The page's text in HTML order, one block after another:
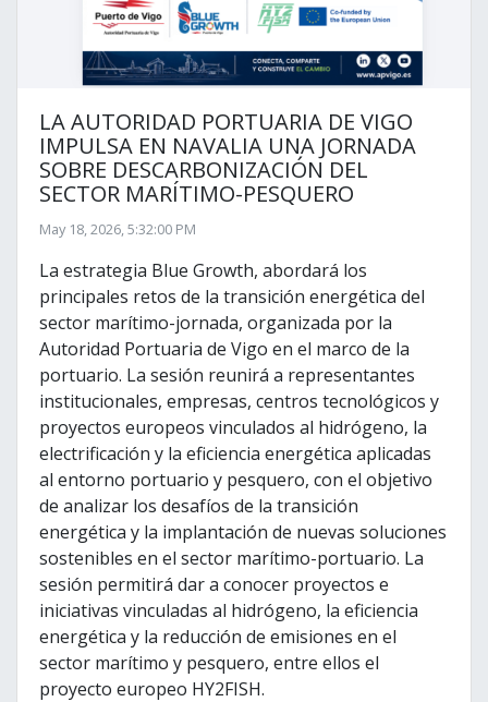
LA AUTORIDAD PORTUARIA DE VIGO
IMPULSA EN NAVALIA UNA JORNADA
SOBRE DESCARBONIZACIÓN DEL
SECTOR MARÍTIMO-PESQUERO
May 18, 2026, 5:32:00 PM
La estrategia Blue Growth, abordará los
principales retos de la transición energética del
sector marítimo-jornada, organizada por la
Autoridad Portuaria de Vigo en el marco de la
portuario. La sesión reunirá a representantes
institucionales, empresas, centros tecnológicos y
proyectos europeos vinculados al hidrógeno, la
electrificación y la eficiencia energética aplicadas
al entorno portuario y pesquero, con el objetivo
de analizar los desafíos de la transición
energética y la implantación de nuevas soluciones
sostenibles en el sector marítimo-portuario. La
sesión permitirá dar a conocer proyectos e
iniciativas vinculadas al hidrógeno, la eficiencia
energética y la reducción de emisiones en el
sector marítimo y pesquero, entre ellos el
proyecto europeo HY2FISH.